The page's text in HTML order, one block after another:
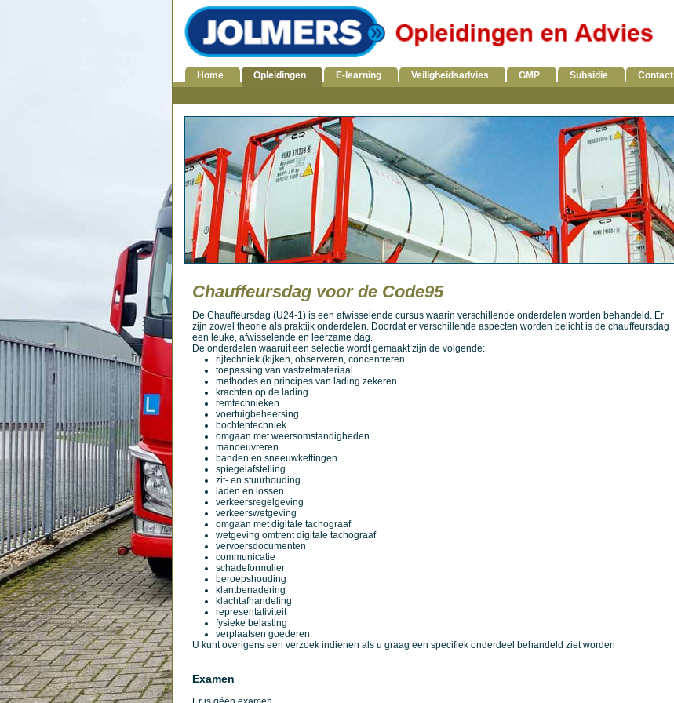
Home Opleidingen E-learning Veiligheidsadvies GMP Subsidie Contact
Chauffeursdag voor de Code95
De Chauffeursdag (U24-1) is een afwisselende cursus waarin verschillende onderdelen worden behandeld. Er
zijn zowel theorie als praktijk onderdelen. Doordat er verschillende aspecten worden belicht is de chauffeursdag
een leuke, afwisselende en leerzame dag.
De onderdelen waaruit een selectie wordt gemaakt zijn de volgende:
rijtechniek (kijken, observeren, concentreren
toepassing van vastzetmateriaal
methodes en principes van lading zekeren
krachten op de lading
remtechnieken
voertuigbeheersing
bochtentechniek
omgaan met weersomstandigheden
manoeuvreren
banden en sneeuwkettingen
spiegelafstelling
zit- en stuurhouding
laden en lossen
verkeersregelgeving
verkeerswetgeving
omgaan met digitale tachograaf
wetgeving omtrent digitale tachograaf
vervoersdocumenten
communicatie
schadeformulier
beroepshouding
klantbenadering
klachtafhandeling
representativiteit
fysieke belasting
verplaatsen goederen
U kunt overigens een verzoek indienen als u graag een specifiek onderdeel behandeld ziet worden
Examen